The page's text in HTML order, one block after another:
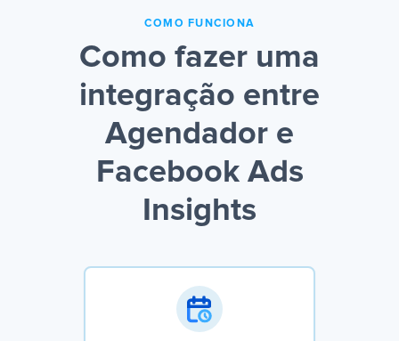
COMO FUNCIONA
Como fazer uma
integração entre
Agendador e
Facebook Ads
Insights